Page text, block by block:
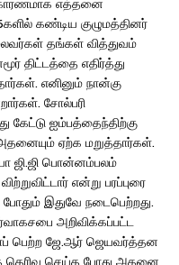
கண்டிய குழுமத்தினர்
தங்கள் வித்துவம்
திட்டத்தை எதிர்த்து
எனினும் நான்கு
சோல்பரி
கேட்டு ஐம்பத்தைந்திற்கு
ஏற்க மறுத்தார்கள்.
ஜி.ஜி பொன்னம்பலம்
என்று பரப்புரை
இதுவே நடைபெற்றது.
அறிவிக்கப்பட்ட
பெற்ற ஜே.ஆர் ஜெயவர்த்தன
செய்த போது அதனை